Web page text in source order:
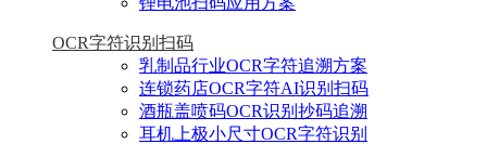
OCR字符识别扫码
乳制品行业OCR字符追溯方案
连锁药店OCR字符AI识别扫码
酒瓶盖喷码OCR识别抄码追溯
耳机上极小尺寸OCR字符识别